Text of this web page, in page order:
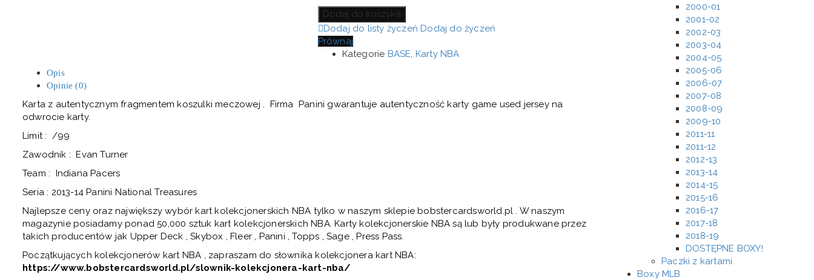
Dodaj do koszyka
Dodaj do listy życzeń Dodaj do życzeń
Prównaj
Kategorie BASE, Karty NBA
Opis
Opinie (0)
Karta z autentycznym fragmentem koszulki meczowej . Firma Panini gwarantuje autentyczność karty game used jersey na
odwrocie karty.
Limit : /99
Zawodnik : Evan Turner
Team : Indiana Pacers
Seria : 2013-14 Panini National Treasures
Najlepsze ceny oraz największy wybór kart kolekcjonerskich NBA tylko w naszym sklepie bobstercardsworld.pl . W naszym
magazynie posiadamy ponad 50,000 sztuk kart kolekcjonerskich NBA. Karty kolekcjonerskie NBA są lub były produkwane przez
takich producentów jak Upper Deck , Skybox , Fleer , Panini , Topps , Sage , Press Pass.
Początkujących kolekcjonerów kart NBA , zapraszam do słownika kolekcjonera kart NBA:
https://www.bobstercardsworld.pl/slownik-kolekcjonera-kart-nba/
2000-01
2001-02
2002-03
2003-04
2004-05
2005-06
2006-07
2007-08
2008-09
2009-10
2011-11
2011-12
2012-13
2013-14
2014-15
2015-16
2016-17
2017-18
2018-19
DOSTĘPNE BOXY!
Paczki z kartami
Boxy MLB